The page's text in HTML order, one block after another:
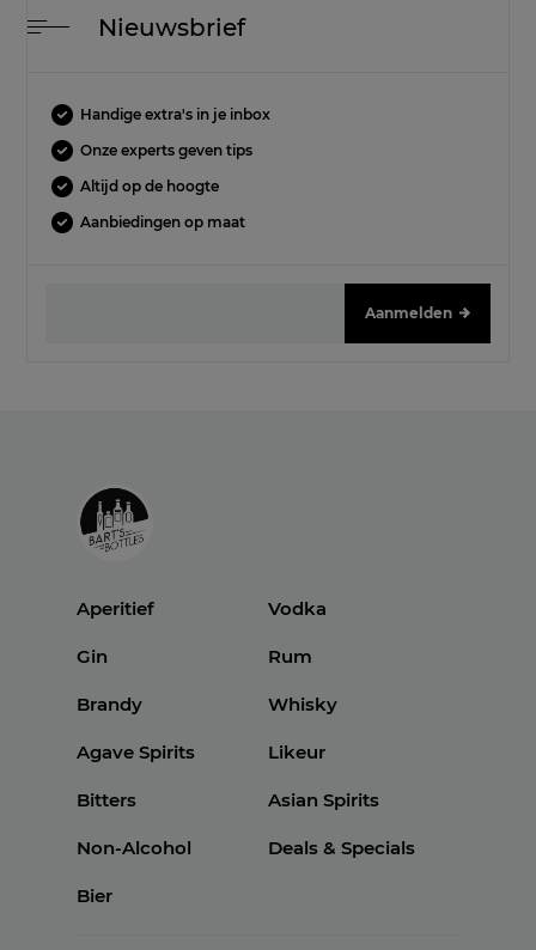
Nieuwsbrief
Handige extra's in je inbox
Onze experts geven tips
Altijd op de hoogte
Aanbiedingen op maat
Aanmelden
Aperitief Vodka
Gin Rum
Brandy Whisky
Agave Spirits Likeur
Bitters Asian Spirits
Non-Alcohol Deals & Specials
Bier